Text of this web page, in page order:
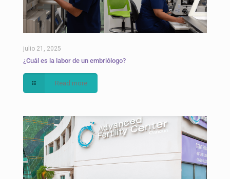
julio 21, 2025
¿Cuál es la labor de un embriólogo?
Read more